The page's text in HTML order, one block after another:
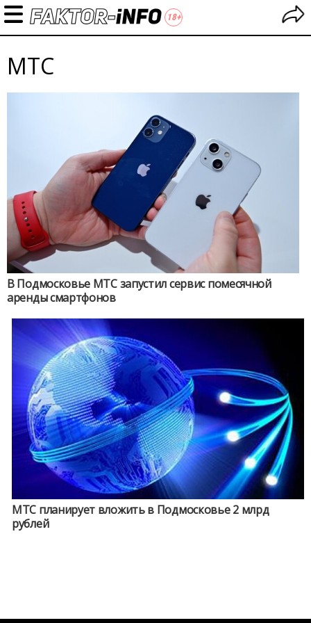
МТС
В Подмосковье МТС запустил сервис помесячной
аренды смартфонов
МТС планирует вложить в Подмосковье 2 млрд
рублей